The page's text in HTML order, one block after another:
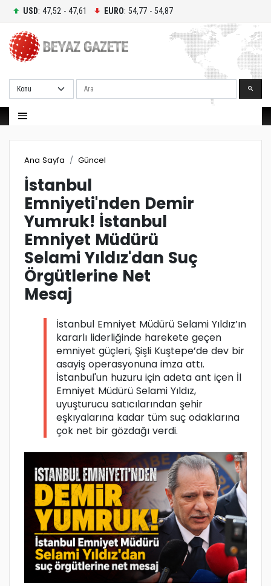
USD: 47,52 - 47,61 EURO: 54,77 - 54,87
Ara
Ana Sayfa Güncel
İstanbul
Emniyeti'nden Demir
Yumruk! İstanbul
Emniyet Müdürü
Selami Yıldız'dan Suç
Örgütlerine Net
Mesaj
İstanbul Emniyet Müdürü Selami Yıldız’ın
kararlı liderliğinde harekete geçen
emniyet güçleri, Şişli Kuştepe’de dev bir
asayiş operasyonuna imza attı.
İstanbul'un huzuru için adeta ant içen İl
Emniyet Müdürü Selami Yıldız,
uyuşturucu satıcılarından şehir
eşkıyalarına kadar tüm suç odaklarına
çok net bir gözdağı verdi.